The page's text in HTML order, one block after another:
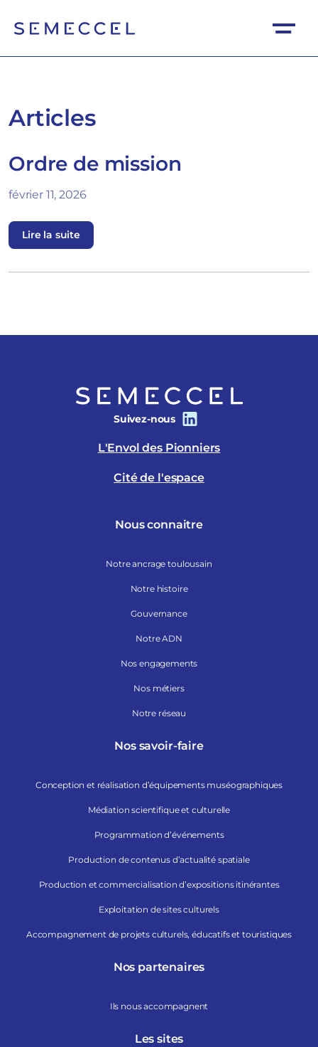
Articles
Ordre de mission
février 11, 2026
Lire la suite
Suivez-nous
L'Envol des Pionniers
Cité de l'espace
Nous connaitre
Notre ancrage toulousain
Notre histoire
Gouvernance
Notre ADN
Nos engagements
Nos métiers
Notre réseau
Nos savoir-faire
Conception et réalisation d’équipements muséographiques
Médiation scientifique et culturelle
Programmation d’événements
Production de contenus d’actualité spatiale
Production et commercialisation d’expositions itinérantes
Exploitation de sites culturels
Accompagnement de projets culturels, éducatifs et touristiques
Nos partenaires
Ils nous accompagnent
Les sites